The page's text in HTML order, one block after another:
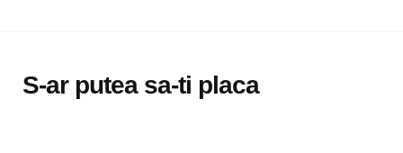
S-ar putea sa-ti placa